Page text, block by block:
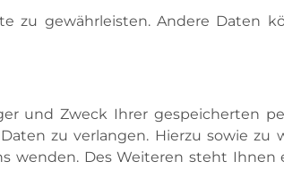
gewährleisten. Andere Daten
und Zweck Ihrer gespeicherten
zu verlangen. Hierzu sowie zu
wenden. Des Weiteren steht